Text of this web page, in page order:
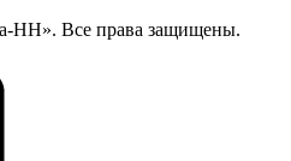
НН». Все права защищены.